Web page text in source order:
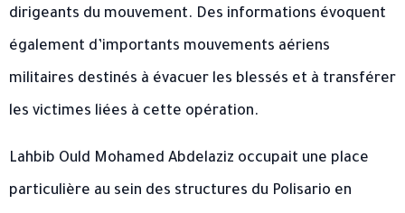
dirigeants du mouvement. Des informations évoquent
également d’importants mouvements aériens
militaires destinés à évacuer les blessés et à transférer
les victimes liées à cette opération.
Lahbib Ould Mohamed Abdelaziz occupait une place
particulière au sein des structures du Polisario en